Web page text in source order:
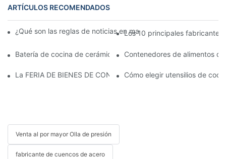
ARTÍCULOS RECOMENDADOS
¿Qué son las reglas de noticias en marzo? Noticias de negocios
Los 10 principales fabricantes
Batería de cocina de cerámica o de acero inoxidable: ¿cuál es
Contenedores de alimentos
La FERIA DE BIENES DE CONSUMO DE CHINA 2023 está a
Cómo elegir utensilios de
Venta al por mayor Olla de presión
fabricante de cuencos de acero